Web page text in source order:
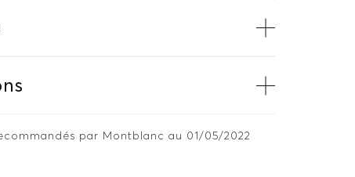
par Montblanc au 01/05/2022